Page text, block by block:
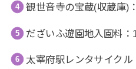
観世音寺の宝蔵(収蔵庫)
だざいふ遊園地入園料：
太宰府駅レンタサイクル